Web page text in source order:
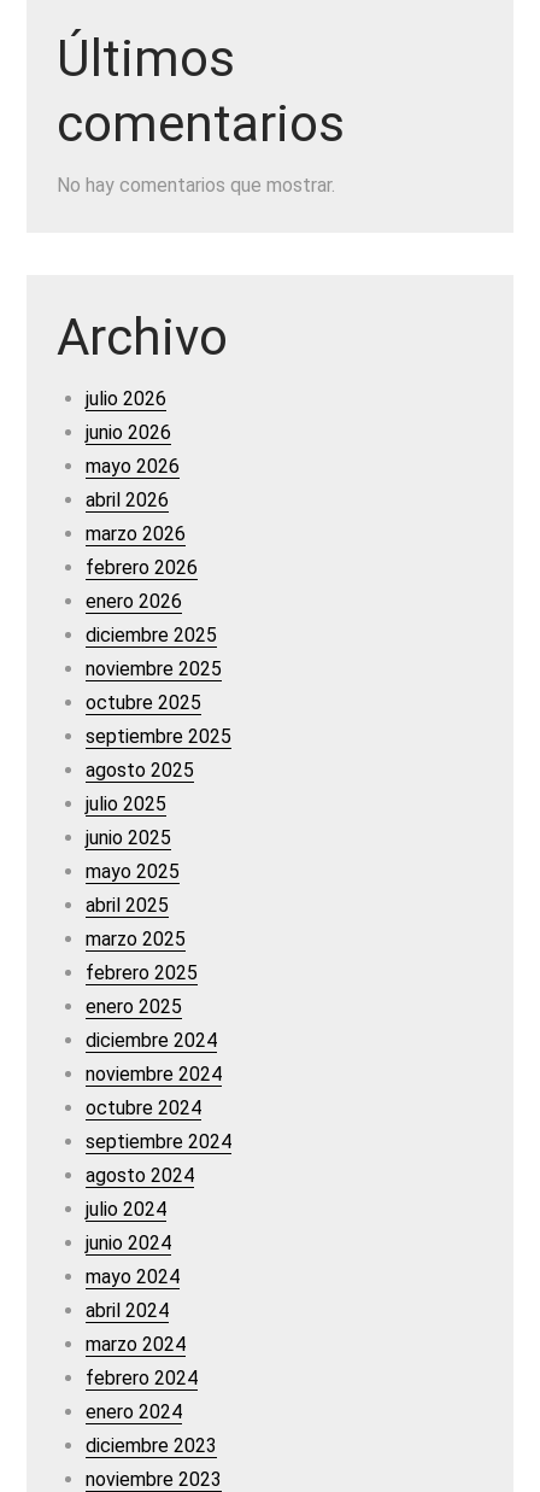
Últimos
comentarios
No hay comentarios que mostrar.
Archivo
julio 2026
junio 2026
mayo 2026
abril 2026
marzo 2026
febrero 2026
enero 2026
diciembre 2025
noviembre 2025
octubre 2025
septiembre 2025
agosto 2025
julio 2025
junio 2025
mayo 2025
abril 2025
marzo 2025
febrero 2025
enero 2025
diciembre 2024
noviembre 2024
octubre 2024
septiembre 2024
agosto 2024
julio 2024
junio 2024
mayo 2024
abril 2024
marzo 2024
febrero 2024
enero 2024
diciembre 2023
noviembre 2023